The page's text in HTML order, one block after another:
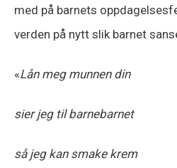
med på barnets
verden på nytt slik barnet
«Lån meg munnen din
sier jeg til barnebarnet
så jeg kan smake krem